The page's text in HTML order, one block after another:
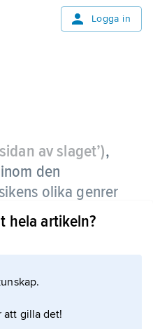
Logga in
av slaget’),
den
olika genrer
som
(ton,
metrisk spänning,
för att man
hela artikeln?
att gilla det!